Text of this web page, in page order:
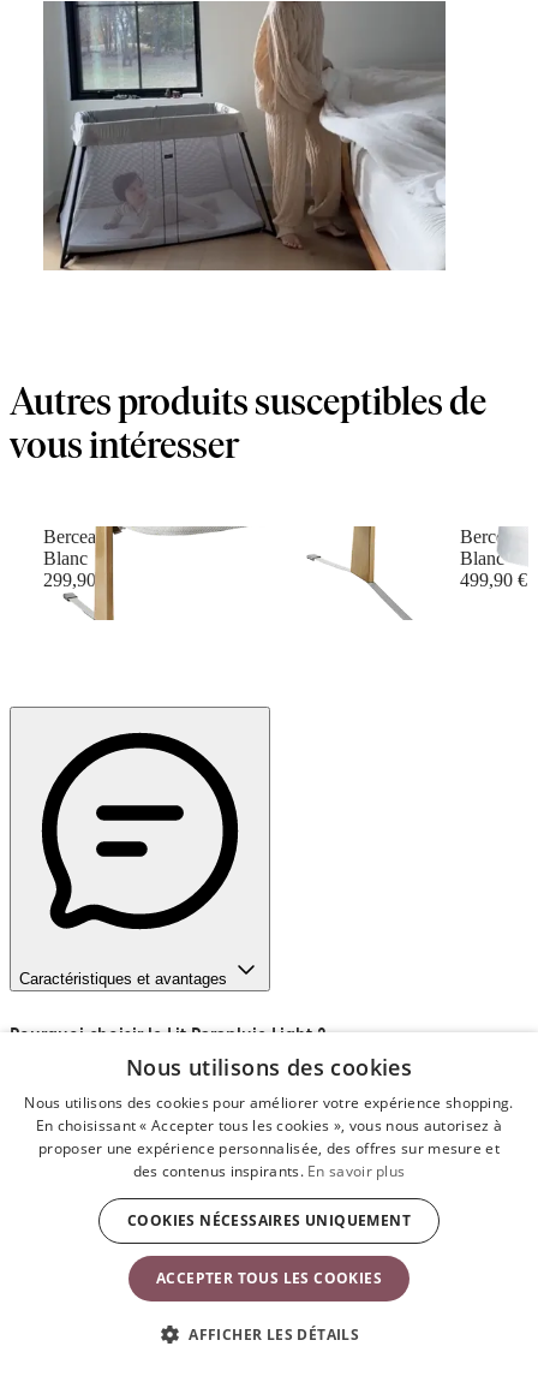
Autres produits susceptibles de
vous intéresser
Berceau
Blanc
299,90 €
Berceau
Blanc
499,90 €
Caractéristiques et avantages
Pourquoi choisir le Lit Parapluie Light ?
Le Lit Parapluie Light est idéal si vous cherchez un lit parapluie
sûr, simple et léger ! Vous l’installez en un tournemain et le
matelas confortable en fait un endroit douillet pour dormir, que
vous soyez à la maison ou ailleurs. Le Lit Parapluie Light ne pèse
que 6 kg, il est facile à transporter entre la maison et la nounou
ou les grands-parents.
Quand peut-on commencer à utiliser le lit parapluie
Le lit parapluie est adapté de la naissance à environ trois ans ou
jusqu’à ce que votre enfant commence à grimper pour en sortir. Il
Nous utilisons des cookies
Nous utilisons des cookies pour améliorer votre expérience shopping.
En choisissant « Accepter tous les cookies », vous nous autorisez à
proposer une expérience personnalisée, des offres sur mesure et
des contenus inspirants. En savoir plus
ACCEPTER TOUS LES COOKIES
COOKIES NÉCESSAIRES UNIQUEMENT
AFFICHER LES DÉTAILS